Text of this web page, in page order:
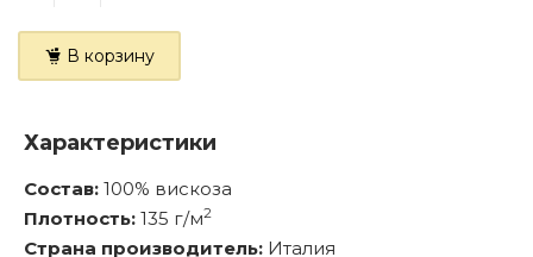
В корзину
Характеристики
Состав: 100% вискоза
Плотность: 135 г/м2
Страна производитель: Италия